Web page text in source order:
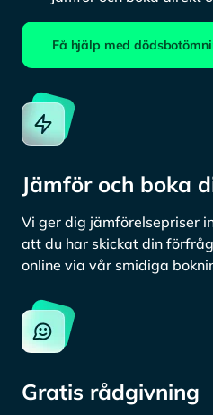
Få hjälp med
Jämför och boka
Vi ger dig jämförelsepriser
att du har skickat din
online via vår smidiga
Gratis rådgivning